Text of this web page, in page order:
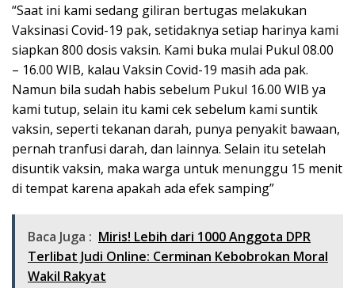
“Saat ini kami sedang giliran bertugas melakukan
Vaksinasi Covid-19 pak, setidaknya setiap harinya kami
siapkan 800 dosis vaksin. Kami buka mulai Pukul 08.00
– 16.00 WIB, kalau Vaksin Covid-19 masih ada pak.
Namun bila sudah habis sebelum Pukul 16.00 WIB ya
kami tutup, selain itu kami cek sebelum kami suntik
vaksin, seperti tekanan darah, punya penyakit bawaan,
pernah tranfusi darah, dan lainnya. Selain itu setelah
disuntik vaksin, maka warga untuk menunggu 15 menit
di tempat karena apakah ada efek samping”
Baca Juga : Miris! Lebih dari 1000 Anggota DPR
Terlibat Judi Online: Cerminan Kebobrokan Moral
Wakil Rakyat